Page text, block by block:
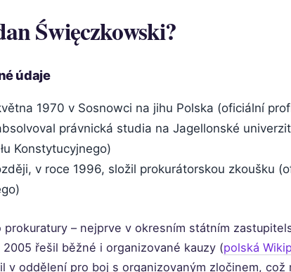
Święczkowski?
údaje
1970 v Sosnowci na jihu Polska (oficiální
právnická studia na Jagellonské
Konstytucyjnego)
v roce 1996, složil prokurátorskou zkoušku
prokuratury – nejprve v okresním státním
řešil běžné i organizované kauzy (polská
v oddělení pro boj s organizovaným zločinem, což